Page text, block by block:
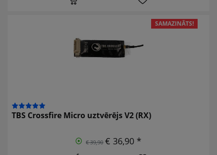
SAMAZINĀTS!
TBS Crossfire Micro uztvērējs V2 (RX)
€ 39,90 € 36,90 *